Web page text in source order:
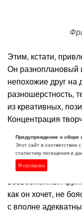
Этим, кстати,
Он разноплановый
непохожие друг
разношерстность,
из креативных,
Концентрация
связано со
всех непохожих,
имеющих не
всевозможных
как он хочет, не
с вполне
Предупреждение о сборе
Этот сайт в соответствии
статистику посещения и
Я согласен